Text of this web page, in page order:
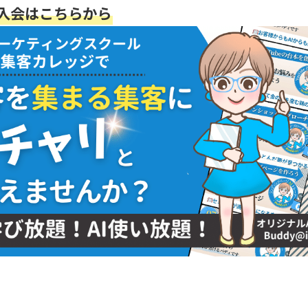
会はこちらから